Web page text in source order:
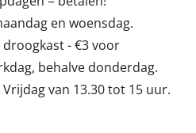
en woensdag.
droogkast - €3 voor
behalve donderdag.
Vrijdag van 13.30 tot 15 uur.